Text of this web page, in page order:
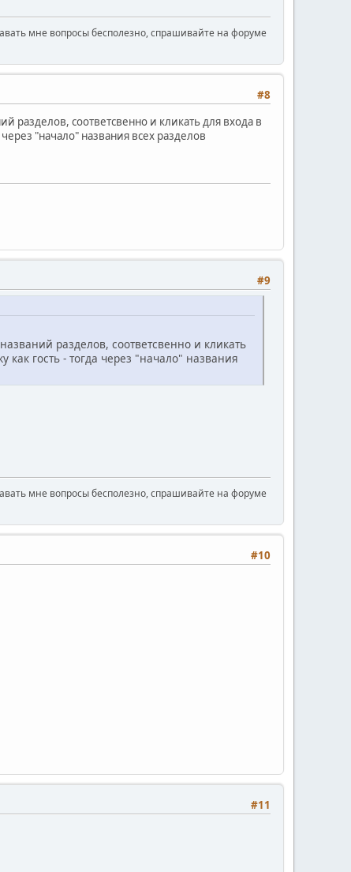
мне вопросы бесполезно, спрашивайте на форуме
#8
разделов, соответсвенно и кликать для входа в
"начало" названия всех разделов
#9
разделов, соответсвенно и кликать
как гость - тогда через "начало" названия
мне вопросы бесполезно, спрашивайте на форуме
#10
#11